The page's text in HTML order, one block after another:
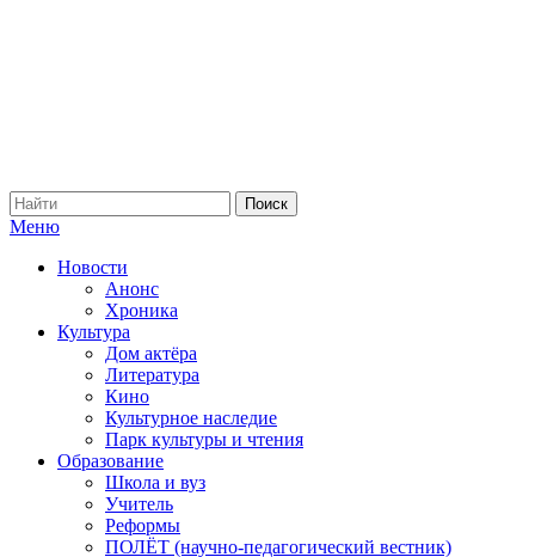
Меню
Новости
Анонс
Хроника
Культура
Дом актёра
Литература
Кино
Культурное наследие
Парк культуры и чтения
Образование
Школа и вуз
Учитель
Реформы
ПОЛЁТ (научно-педагогический вестник)